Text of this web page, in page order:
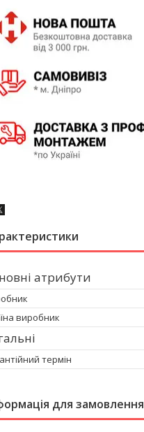
атрибути
виробник
термін
для замовлення